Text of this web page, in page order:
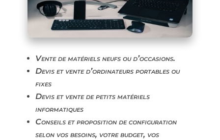
Vente de matériels neufs ou d’occasions.
Devis et vente d’ordinateurs portables ou
fixes
Devis et vente de petits matériels
informatiques
Conseils et proposition de configuration
selon vos besoins, votre budget, vos